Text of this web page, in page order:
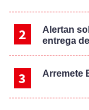
Alertan
entrega
Arremete